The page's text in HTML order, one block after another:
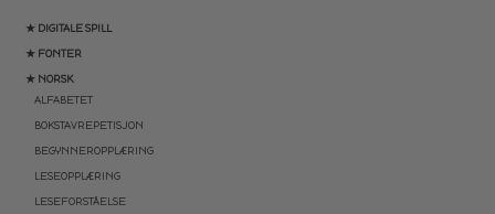
★ DIGITALE SPILL
★ FONTER
★ NORSK
ALFABETET
BOKSTAVREPETISJON
BEGYNNEROPPLÆRING
LESEOPPLÆRING
LESEFORSTÅELSE